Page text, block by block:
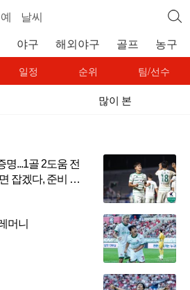
날씨
야구 해외야구 골프 농구
일정 순위 팀/선수
많이 본
명...1골 2도움 전
잡겠다, 준비 잘
머니